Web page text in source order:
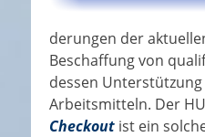
derungen der
Beschaffung von
dessen
Arbeitsmitteln. Der
Checkout ist ein